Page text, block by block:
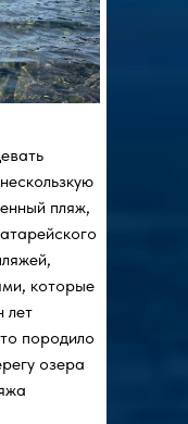
пляж,
которые
лет
породило
озера